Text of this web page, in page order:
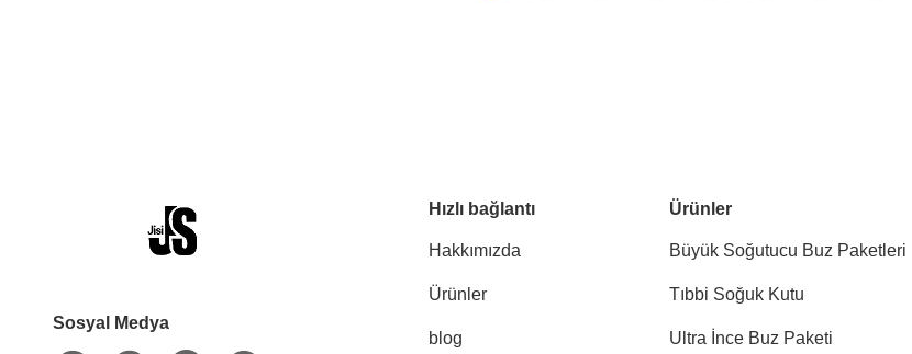
Sosyal Medya
Hızlı bağlantı
Hakkımızda
Ürünler
blog
Ürünler
Büyük Soğutucu Buz Paketleri
Tıbbi Soğuk Kutu
Ultra İnce Buz Paketi